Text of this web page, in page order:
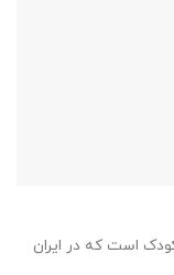
کتاب کودک است که در ایران